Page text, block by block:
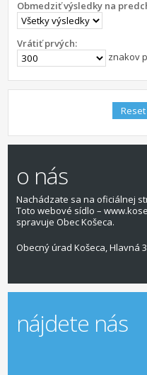
Obmedziť výsledky na
Vrátiť prvých:
znakov
o nás
Nachádzate sa na oficiálnej
Toto webové sídlo –
spravuje Obec Košeca.
Obecný úrad Košeca, Hlavná
nájdete nás